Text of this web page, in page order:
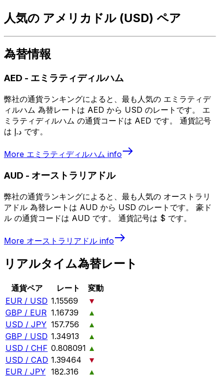
人気の アメリカドル (USD) ペア
為替情報
AED - エミラティディルハム
弊社の通貨ランキングによると、最も人気の エミラティデ
ィルハム 為替レートは AED から USD のレートです。 エ
ミラティディルハム の通貨コードは AED です。 通貨記号
は د.إ です。
More エミラティディルハム info
AUD - オーストラリアドル
弊社の通貨ランキングによると、最も人気の オーストラリ
アドル 為替レートは AUD から USD のレートです。 豪ド
ル の通貨コードは AUD です。 通貨記号は $ です。
More オーストラリアドル info
リアルタイム為替レート
通貨ペア レート
変動
EUR / USD 1.15569
▼
GBP / EUR 1.16739
▲
USD / JPY 157.756
▲
GBP / USD 1.34913
▲
USD / CHF 0.808091 ▲
USD / CAD 1.39464
▼
EUR / JPY 182.316
▲